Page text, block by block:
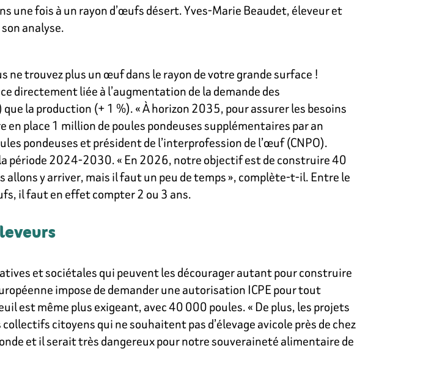
une fois à un rayon d’œufs désert. Yves-Marie Beaudet, éleveur et
analyse.
ne trouvez plus un œuf dans le rayon de votre grande surface !
directement liée à l’augmentation de la demande des
la production (+ 1 %). « À horizon 2035, pour assurer les besoins
place 1 million de poules pondeuses supplémentaires par an
pondeuses et président de l’interprofession de l’œuf (CNPO).
période 2024-2030. « En 2026, notre objectif est de construire 40
y arriver, mais il faut un peu de temps », complète-t-il. Entre le
il faut en effet compter 2 ou 3 ans.
et sociétales qui peuvent les décourager autant pour construire
impose de demander une autorisation ICPE pour tout
est même plus exigeant, avec 40 000 poules. « De plus, les projets
citoyens qui ne souhaitent pas d’élevage avicole près de chez
et il serait très dangereux pour notre souveraineté alimentaire de